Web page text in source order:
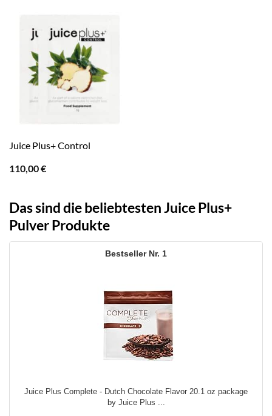
Juice Plus+ Control
110,00€
Das sind die beliebtesten Juice Plus+
Pulver Produkte
1
Juice Plus Complete - Dutch Chocolate Flavor 20.1 oz package
by Juice Plus ...